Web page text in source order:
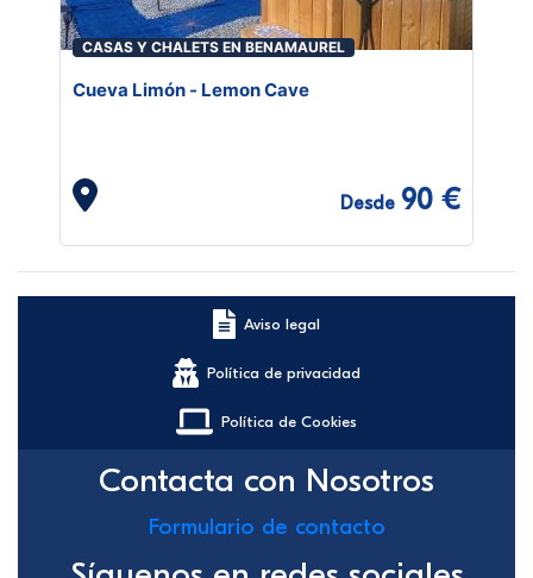
CASAS Y CHALETS EN BENAMAUREL
Cueva Limón - Lemon Cave
Desde 90 €
Aviso legal
Política de privacidad
Política de Cookies
Contacta con Nosotros
Formulario de contacto